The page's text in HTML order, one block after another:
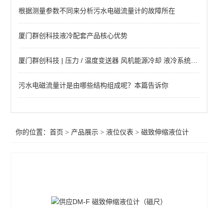
LY系列静压式液位计
磁致伸缩液位计
雷达液位仪表
根据测量参数不同来分析污水电磁流量计的故障所在
厦门群创科技液冷配套产品核心优势
污水电磁流量计是由哪些结构组成呢？本篇告诉你
你的位置：首页 > 产品展示 >液位仪表 >磁致伸缩液位计